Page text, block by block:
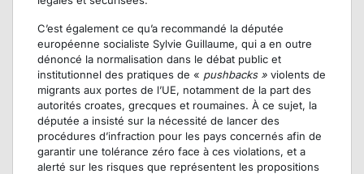
C’est également ce qu’a recommandé la députée
européenne socialiste Sylvie Guillaume, qui a en outre
dénoncé la normalisation dans le débat public et
institutionnel des pratiques de « pushbacks » violents de
migrants aux portes de l’UE, notamment de la part des
autorités croates, grecques et roumaines. À ce sujet, la
députée a insisté sur la nécessité de lancer des
procédures d’infraction pour les pays concernés afin de
garantir une tolérance zéro face à ces violations, et a
alerté sur les risques que représentent les propositions